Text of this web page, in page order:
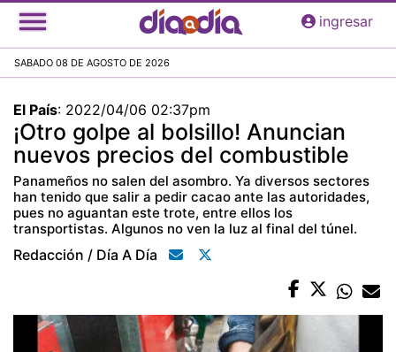
Pasar
al
principal
ingresar
SABADO 08 DE AGOSTO DE 2026
El País: 2022/04/06 02:37pm
¡Otro golpe al bolsillo! Anuncian
nuevos precios del combustible
Panameños no salen del asombro. Ya diversos sectores
han tenido que salir a pedir cacao ante las autoridades,
pues no aguantan este trote, entre ellos los
transportistas. Algunos no ven la luz al final del túnel.
Redacción / Día A Día